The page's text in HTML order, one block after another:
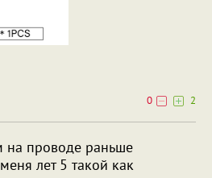
0
2
проводе раньше
лет 5 такой как